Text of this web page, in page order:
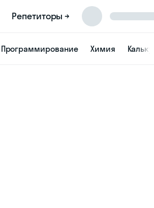
Репетиторы →
Программирование Химия